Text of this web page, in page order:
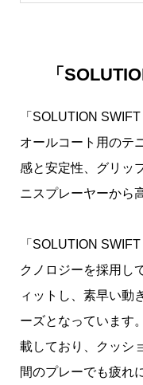
「
「SOLUTION
オールコート用のテ
感と安定性、グリッ
ニスプレーヤーから
「SOLUTION
クノロジーを採用し
ィットし、素早い動
ーズとなっています
載しており、クッシ
間のプレーでも疲れ